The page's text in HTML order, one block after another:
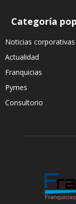
Categoría
Noticias corporativas
Actualidad
Franquicias
Pymes
Consultorio